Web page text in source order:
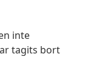
inte
tagits bort